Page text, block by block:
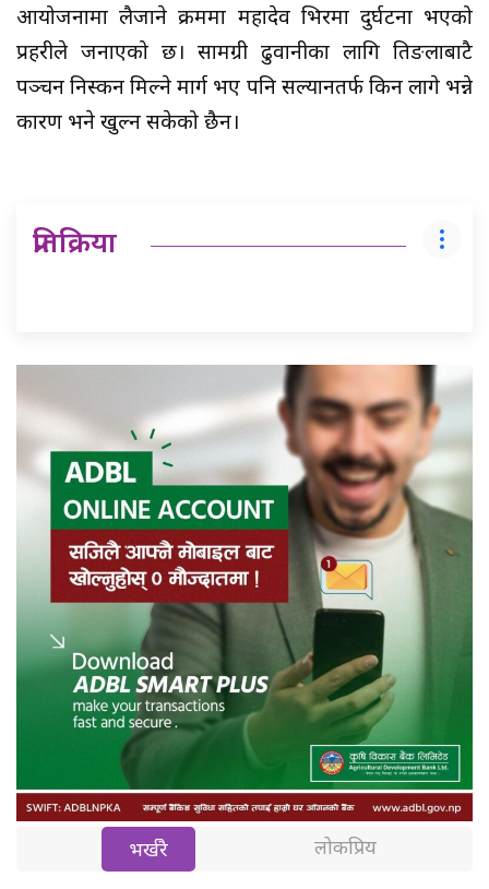
आयोजनामा लैजाने क्रममा महादेव भिरमा दुर्घटना भएको
प्रहरीले जनाएको छ। सामग्री ढुवानीका लागि तिङलाबाटै
पञ्चन निस्कन मिल्ने मार्ग भए पनि सल्यानतर्फ किन लागे भन्ने
कारण भने खुल्न सकेको छैन।
प्रतिक्रिया
भर्खरै लोकप्रिय